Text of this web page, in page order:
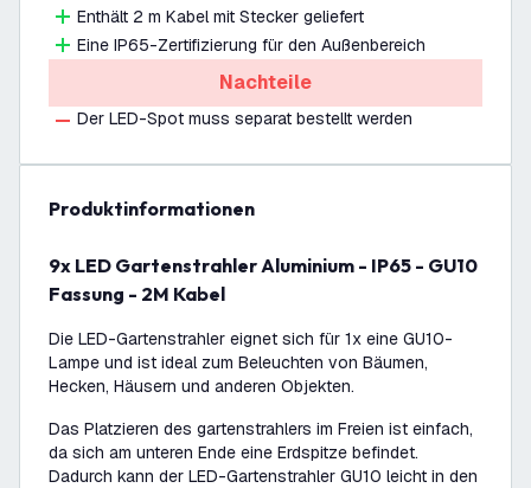
Enthält 2 m Kabel mit Stecker geliefert
Eine IP65-Zertifizierung für den Außenbereich
Nachteile
Der LED-Spot muss separat bestellt werden
Produktinformationen
9x LED Gartenstrahler Aluminium - IP65 - GU10
Fassung - 2M Kabel
Die LED-Gartenstrahler eignet sich für 1x eine GU10-
Lampe und ist ideal zum Beleuchten von Bäumen,
Hecken, Häusern und anderen Objekten.
Das Platzieren des gartenstrahlers im Freien ist einfach,
da sich am unteren Ende eine Erdspitze befindet.
Dadurch kann der LED-Gartenstrahler GU10 leicht in den